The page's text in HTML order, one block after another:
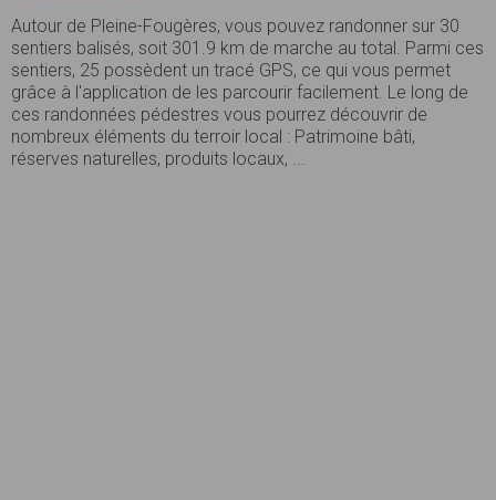
Autour de Pleine-Fougères, vous pouvez randonner sur 30
sentiers balisés, soit 301.9 km de marche au total. Parmi ces
sentiers, 25 possèdent un tracé GPS, ce qui vous permet
grâce à l'application de les parcourir facilement. Le long de
ces randonnées pédestres vous pourrez découvrir de
nombreux éléments du terroir local : Patrimoine bâti,
réserves naturelles, produits locaux, ...